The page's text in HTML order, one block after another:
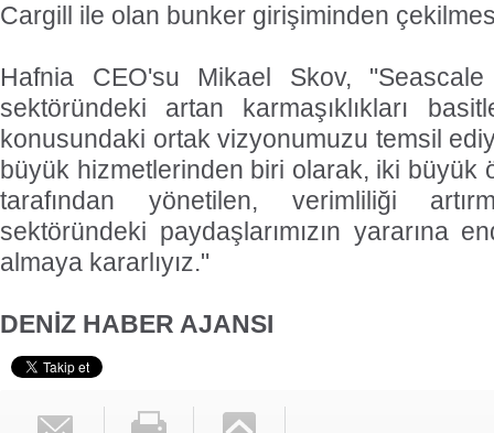
Cargill ile olan bunker girişiminden
Hafnia CEO'su Mikael Skov,
sektöründeki artan karmaşıklıkları
konusundaki ortak vizyonumuzu temsil
büyük hizmetlerinden biri olarak, iki büyük
tarafından yönetilen, verimliliği
sektöründeki paydaşlarımızın yararına
almaya kararlıyız."
DENİZ HABER AJANSI